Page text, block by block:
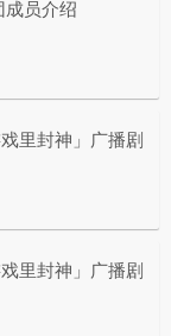
成员介绍
里封神」广播剧
里封神」广播剧